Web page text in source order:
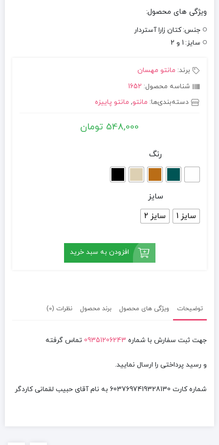
ویژگی های محصول:
جنس:کتان زارا آستردار
سایز: 1 و 2
برند: مانتو مهسان
شناسه محصول: 1652
دسته‌بندی‌ها: مانتو, مانتو پاییزه
548,000 تومان
رنگ
سایز
سایز 1
سایز 2
افزودن به سبد خرید
توضیحات ویژگی های محصول برند محصول نظرات (0)
جهت ثبت سفارش با شماره 09351206243 تماس گرفته
و رسید پرداختی را ارسال نمایید.
شماره کارت 6037697419328130 به نام آقای حبیب لقمانی کاردگر